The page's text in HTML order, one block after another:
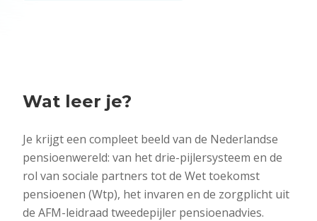
Wat leer je?
Je krijgt een compleet beeld van de Nederlandse
pensioenwereld: van het drie-pijlersysteem en de
rol van sociale partners tot de Wet toekomst
pensioenen (Wtp), het invaren en de zorgplicht uit
de AFM-leidraad tweedepijler pensioenadvies.